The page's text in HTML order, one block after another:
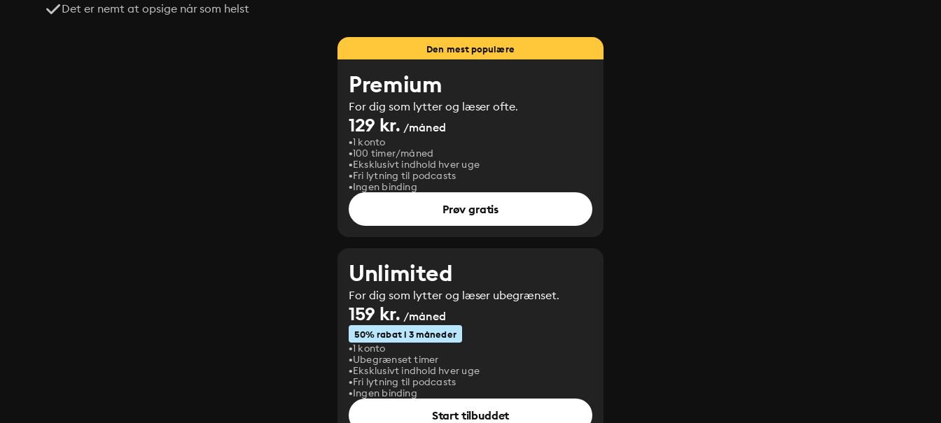
Det er nemt at opsige når som helst
Den mest populære
Premium
For dig som lytter og læser ofte.
129 kr. /måned
1 konto
100 timer/måned
Eksklusivt indhold hver uge
Fri lytning til podcasts
Ingen binding
Prøv gratis
Unlimited
For dig som lytter og læser ubegrænset.
159 kr. /måned
50% rabat i 3 måneder
1 konto
Ubegrænset timer
Eksklusivt indhold hver uge
Fri lytning til podcasts
Ingen binding
Start tilbuddet